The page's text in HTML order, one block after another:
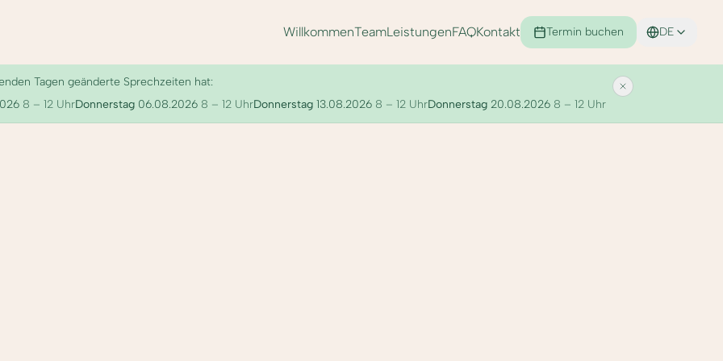
Tagen geänderte Sprechzeiten hat:
8 – 12 UhrDonnerstag 06.08.2026 8 – 12 UhrDonnerstag 13.08.2026 8 – 12 UhrDonnerstag 20.08.2026 8 – 12 Uhr
WillkommenTeamLeistungenFAQKontakt Termin buchen DE